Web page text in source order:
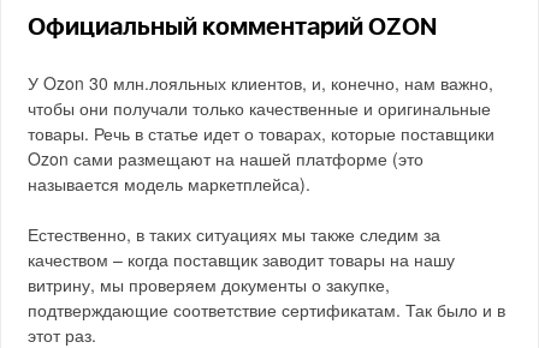
Официальный комментарий OZON
У Ozon 30 млн.лояльных клиентов, и, конечно, нам важно,
чтобы они получали только качественные и оригинальные
товары. Речь в статье идет о товарах, которые поставщики
Ozon сами размещают на нашей платформе (это
называется модель маркетплейса).
Естественно, в таких ситуациях мы также следим за
качеством – когда поставщик заводит товары на нашу
витрину, мы проверяем документы о закупке,
подтверждающие соответствие сертификатам. Так было и в
этот раз.